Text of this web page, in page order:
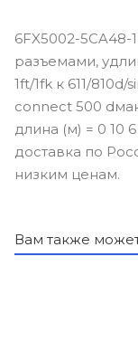
6FX5002-5CA48-
разъемами,
1ft/1fk к 611/
connect 500
длина (м) = 0 10
доставка по
низким ценам.
Вам также